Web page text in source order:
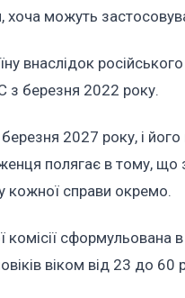
хоча можуть
внаслідок
з березня 2022 року.
2027 року, і
полягає в тому,
кожної справи окремо.
сформульована
віком від 23 до 60